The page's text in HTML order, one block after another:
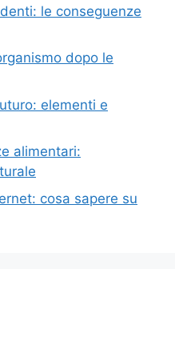
le conseguenze
dopo le
elementi e
alimentari:
cosa sapere su